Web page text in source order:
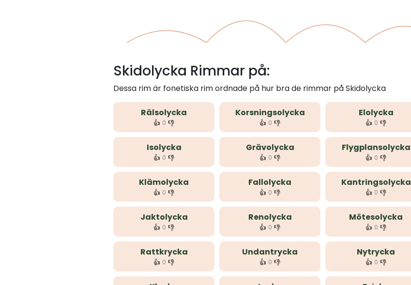
Skidolycka Rimmar på:
Dessa rim är fonetiska rim ordnade på hur bra de rimmar på Skidolycka
Rälsolycka
👍 0 👎
Korsningsolycka
👍 0 👎
Elolycka
👍 0 👎
Isolycka
👍 0 👎
Grävolycka
👍 0 👎
Flygplansolycka
👍 0 👎
Klämolycka
👍 0 👎
Fallolycka
👍 0 👎
Kantringsolycka
👍 0 👎
Jaktolycka
👍 0 👎
Renolycka
👍 0 👎
Mötesolycka
👍 0 👎
Rattkrycka
👍 0 👎
Undantrycka
👍 0 👎
Nytrycka
👍 0 👎